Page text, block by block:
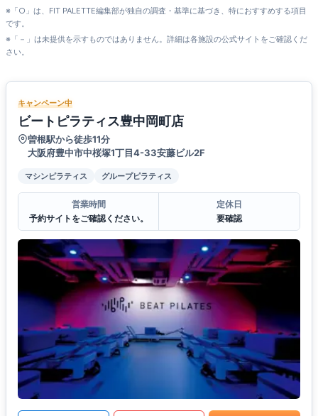
※「○」は、FIT PALETTE編集部が独自の調査・基準に基づき、特におすすめする項目
です。
※「－」は未提供を示すものではありません。詳細は各施設の公式サイトをご確認くだ
さい。
キャンペーン中
ビートピラティス豊中岡町店
曽根駅から徒歩11分
大阪府豊中市中桜塚1丁目4-33安藤ビル2F
マシンピラティス グループピラティス
営業時間
予約サイトをご確認ください。
定休日
要確認